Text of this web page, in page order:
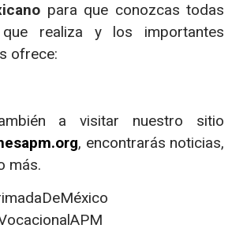
para que conozcas todas
realiza y los importantes
ofrece:
a visitar nuestro sitio
, encontrarás noticias,
más.